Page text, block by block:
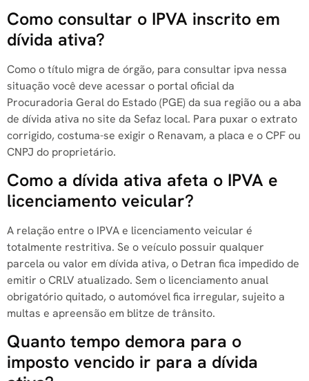
Como consultar o IPVA inscrito em
dívida ativa?
Como o título migra de órgão, para consultar ipva nessa
situação você deve acessar o portal oficial da
Procuradoria Geral do Estado (PGE) da sua região ou a aba
de dívida ativa no site da Sefaz local. Para puxar o extrato
corrigido, costuma-se exigir o Renavam, a placa e o CPF ou
CNPJ do proprietário.
Como a dívida ativa afeta o IPVA e
licenciamento veicular?
A relação entre o IPVA e licenciamento veicular é
totalmente restritiva. Se o veículo possuir qualquer
parcela ou valor em dívida ativa, o Detran fica impedido de
emitir o CRLV atualizado. Sem o licenciamento anual
obrigatório quitado, o automóvel fica irregular, sujeito a
multas e apreensão em blitze de trânsito.
Quanto tempo demora para o
imposto vencido ir para a dívida